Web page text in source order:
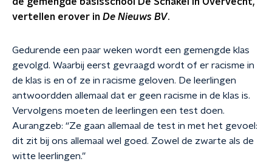
vertellen erover in De Nieuws BV.
Gedurende een paar weken wordt een gemengde klas
gevolgd. Waarbij eerst gevraagd wordt of er racisme in
de klas is en of ze in racisme geloven. De leerlingen
antwoordden allemaal dat er geen racisme in de klas is.
Vervolgens moeten de leerlingen een test doen.
Aurangzeb: “Ze gaan allemaal de test in met het gevoel:
dit zit bij ons allemaal wel goed. Zowel de zwarte als de
witte leerlingen.”